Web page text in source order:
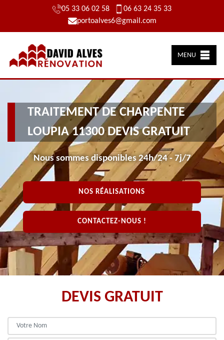
05 33 06 02 58
06 63 24 35 33
portoalves6@gmail.com
MENU
TRAITEMENT DE CHARPENTE
LOUPIA 11300 DEVIS GRATUIT
Nous sommes disponibles 24h/24 - 7j/7
NOS RÉALISATIONS
CONTACTEZ-NOUS !
DEVIS GRATUIT